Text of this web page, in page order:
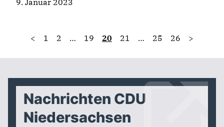
< 1 2 … 19 20 21 … 25 26 >
Nachrichten CDU
Niedersachsen